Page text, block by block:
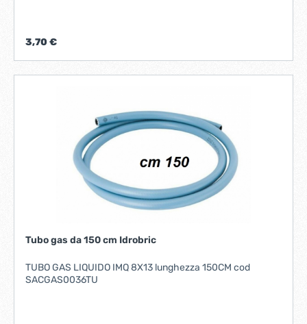
propria rete commerciale dall'Italia in tutto il
3,70 €
Tubo gas da 150 cm Idrobric
TUBO GAS LIQUIDO IMQ 8X13 lunghezza 150CM cod
SACGAS0036TU